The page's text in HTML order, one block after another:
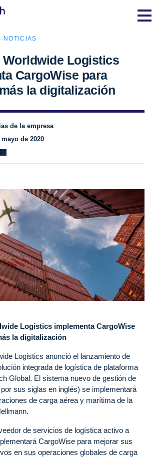
NOTICIAS
Worldwide Logistics
CargoWise para
la digitalización
de la empresa
mayo de 2020
Logistics implementa CargoWise
la digitalización
Logistics anunció el lanzamiento de
integrada de logística de plataforma
Global. El sistema nuevo de gestión de
sus siglas en inglés) se implementará
de carga aérea y marítima de la
de servicios de logística activo a
CargoWise para mejorar sus
en sus operaciones globales de carga